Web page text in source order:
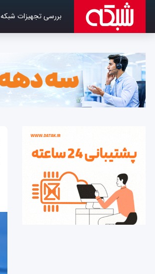
بررسی تجهیزات شبکه